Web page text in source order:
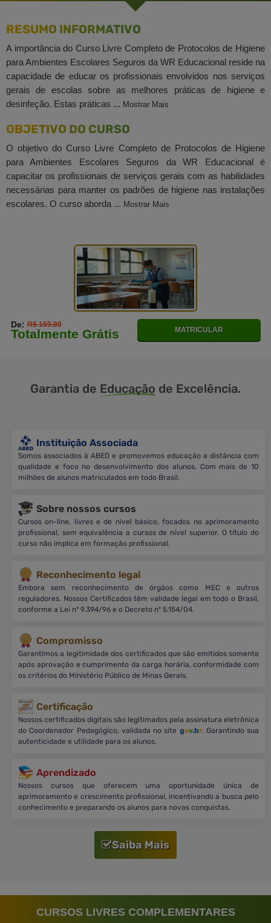
RESUMO INFORMATIVO
A importância do Curso Livre Completo de Protocolos de Higiene
para Ambientes Escolares Seguros da WR Educacional reside na
capacidade de educar os profissionais envolvidos nos serviços
gerais de escolas sobre as melhores práticas de higiene e
desinfeção. Estas práticas ... Mostrar Mais
OBJETIVO DO CURSO
O objetivo do Curso Livre Completo de Protocolos de Higiene
para Ambientes Escolares Seguros da WR Educacional é
capacitar os profissionais de serviços gerais com as habilidades
necessárias para manter os padrões de higiene nas instalações
escolares. O curso aborda ... Mostrar Mais
De:R$ 159.80
Totalmente Grátis MATRICULAR
Garantia de Educação de Excelência.
Instituição Associada
Somos associados à ABED e promovemos educação a distância com
qualidade e foco no desenvolvimento dos alunos. Com mais de 10
milhões de alunos matriculados em todo Brasil.
Sobre nossos cursos
Cursos on-line, livres e de nível básico, focados no aprimoramento
profissional, sem equivalência a cursos de nível superior. O título do
curso não implica em formação profissional.
Reconhecimento legal
Embora sem reconhecimento de órgãos como MEC e outros
reguladores. Nossos Certificados têm validade legal em todo o Brasil,
conforme a Lei nº 9.394/96 e o Decreto nº 5.154/04.
Compromisso
Garantimos a legitimidade dos certificados que são emitidos somente
após aprovação e cumprimento da carga horária, conformidade com
os critérios do Ministério Público de Minas Gerais.
Certificação
Nossos certificados digitais são legitimados pela assinatura eletrônica
do Coordenador Pedagógico, validada no site gov.br. Garantindo sua
autenticidade e utilidade para os alunos.
Aprendizado
Nossos cursos que oferecem uma oportunidade única de
aprimoramento e crescimento profissional, incentivando a busca pelo
conhecimento e preparando os alunos para novas conquistas.
Saiba Mais
CURSOS LIVRES COMPLEMENTARES